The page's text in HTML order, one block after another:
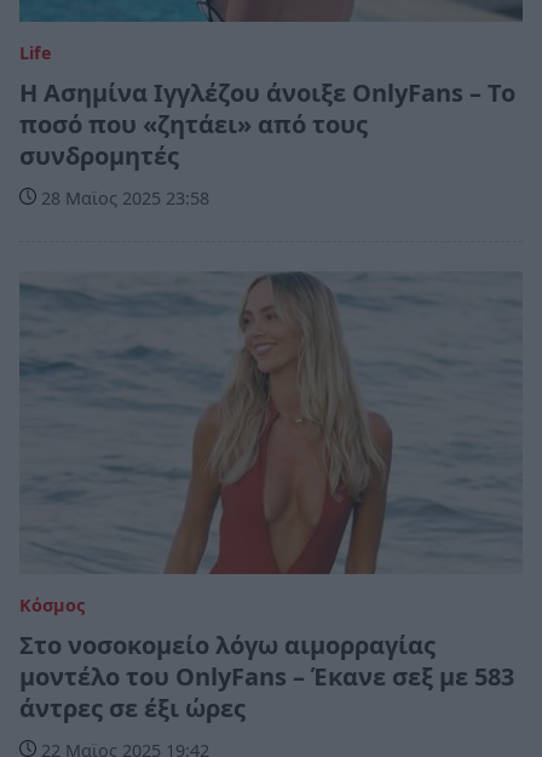
Life
Η Ασημίνα Ιγγλέζου άνοιξε OnlyFans – Το
ποσό που «ζητάει» από τους
συνδρομητές
28 Μαϊος 2025 23:58
Κόσμος
Στο νοσοκομείο λόγω αιμορραγίας
μοντέλο του OnlyFans – Έκανε σεξ με 583
άντρες σε έξι ώρες
22 Μαϊος 2025 19:42